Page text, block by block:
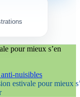
pour mieux s’en
nuisibles
estivale pour mieux